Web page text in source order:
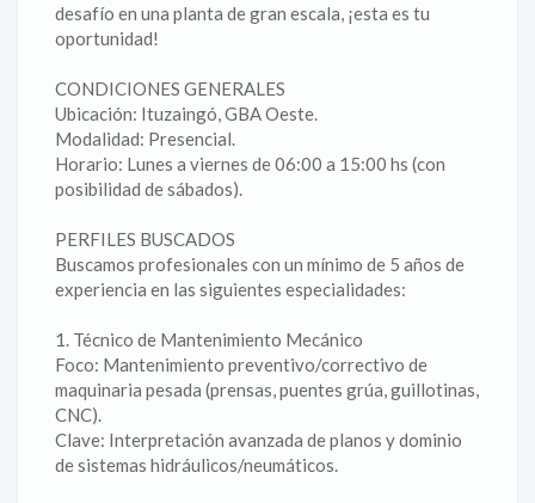
desafío en una planta de gran escala, ¡esta es tu
oportunidad!
CONDICIONES GENERALES
Ubicación: Ituzaingó, GBA Oeste.
Modalidad: Presencial.
Horario: Lunes a viernes de 06:00 a 15:00 hs (con
posibilidad de sábados).
PERFILES BUSCADOS
Buscamos profesionales con un mínimo de 5 años de
experiencia en las siguientes especialidades:
1. Técnico de Mantenimiento Mecánico
Foco: Mantenimiento preventivo/correctivo de
maquinaria pesada (prensas, puentes grúa, guillotinas,
CNC).
Clave: Interpretación avanzada de planos y dominio
de sistemas hidráulicos/neumáticos.